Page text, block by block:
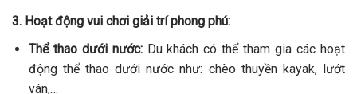
3. Hoạt động vui chơi giải trí phong phú:
Thể thao dưới nước:Du khách có thể tham gia các hoạt
động thể thao dưới nước như: chèo thuyền kayak, lướt
ván,…